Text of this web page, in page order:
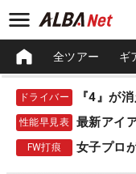
全ツアー ギ
ドライバー
性能早見表 最新アイ
FW打痕 女子プロ